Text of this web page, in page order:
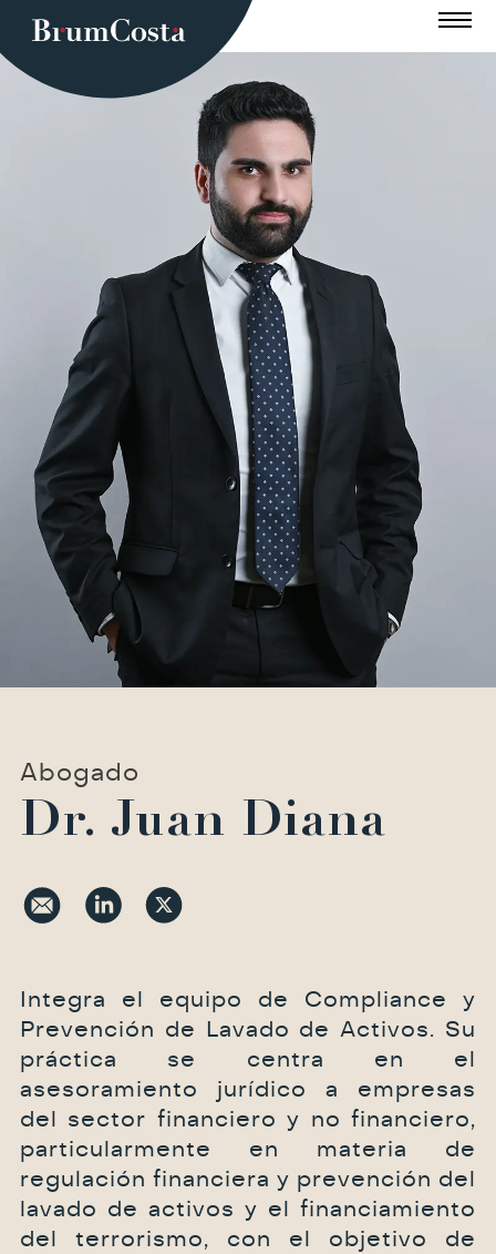
Abogado
Dr. Juan Diana
Integra el equipo de Compliance y
Prevención de Lavado de Activos. Su
práctica se centra en el
asesoramiento jurídico a empresas
del sector financiero y no financiero,
particularmente en materia de
regulación financiera y prevención del
lavado de activos y el financiamiento
del terrorismo, con el objetivo de